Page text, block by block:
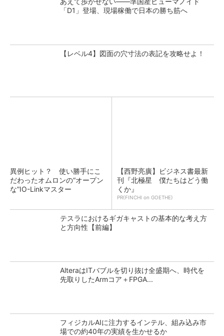
「D1」登場、現場稼働で日本の勝ち筋へ
【レベル4】図面の穴寸法の表記を攻略せよ！
異例ヒット？ 使い勝手にこ
だわったオムロンの“オープン
な”IO-Linkマスター
【西野亮廣】ビジネス書最新
刊『北極星 僕たちはどう働
くか』
PR(FINCHI on GOETHE)
テスラにおけるギガキャストの基本的な考え方
と方向性【前編】
AlteraはITバブルを切り抜け全盛期へ、時代を
先取りしたArmコア＋FPGA...
フィジカルAIに注力するインテル、組み込み市
場での約40年の実績を生かせるか